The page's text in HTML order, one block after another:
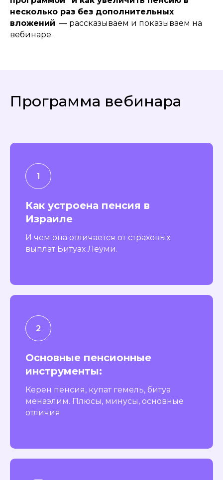
несколько раз без дополнительных
вложений — рассказываем и показываем на
вебинаре.
Программа вебинара
Как устроена пенсия в
Израиле
И чем она отличается от страховых
выплат Битуах Леуми.
Основные пенсионные
инструменты:
Керен пенсия, купат гемель, битуа
менаэлим. Плюсы, минусы, основные
отличия